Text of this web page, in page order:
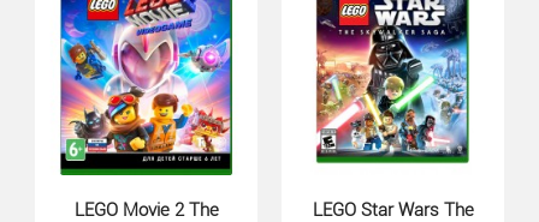
LEGO Marvel Super Heroes 2 для Xbox One - это
продолжение популярной игры, которая вышла еще в
LEGO Movie 2 The
LEGO Star Wars The